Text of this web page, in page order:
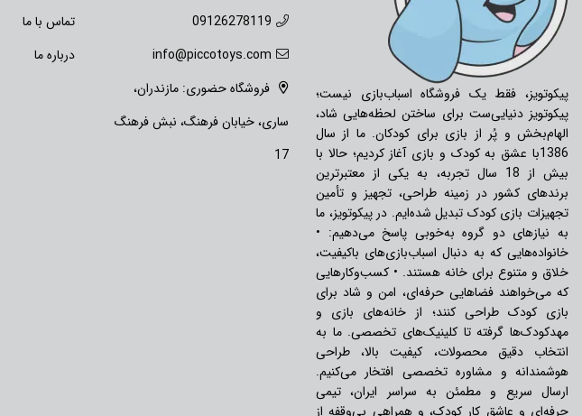
پیکوتویز، فقط یک فروشگاه اسباب‌بازی نیست؛
پیکوتویز دنیایی‌ست برای ساختن لحظه‌هایی شاد،
الهام‌بخش و پُر از بازی برای کودکان. ما از سال
1386با عشق به کودک و بازی آغاز کردیم؛ حالا با
بیش از 18 سال تجربه، به یکی از معتبرترین
برندهای کشور در زمینه طراحی، تجهیز و تأمین
تجهیزات بازی کودک تبدیل شده‌ایم. در پیکوتویز، ما
به نیازهای دو گروه به‌خوبی پاسخ می‌دهیم: •
خانواده‌هایی که به دنبال اسباب‌بازی‌های باکیفیت،
خلاق و متنوع برای خانه هستند. • کسب‌وکارهایی
که می‌خواهند فضاهایی حرفه‌ای، امن و شاد برای
بازی کودک طراحی کنند؛ از خانه‌های بازی و
مهدکودک‌ها گرفته تا کلینیک‌های تخصصی. ما به
انتخاب دقیق محصولات، کیفیت بالا، طراحی
هوشمندانه و مشاوره تخصصی افتخار می‌کنیم.
ارسال سریع و مطمئن به سراسر ایران، تیمی
حرفه‌ای و عاشق کار کودک، و همراهی بی‌وقفه از
09126278119
info@piccotoys.com
فروشگاه حضوری: مازندران،
ساری، خیابان فرهنگ، نبش فرهنگ
17
تماس با ما
درباره ما